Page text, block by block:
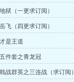
狱（一更求订阅）
飞（四更求订阅）
是王道
件套之青龙冠
战群英之三连战（求订阅）